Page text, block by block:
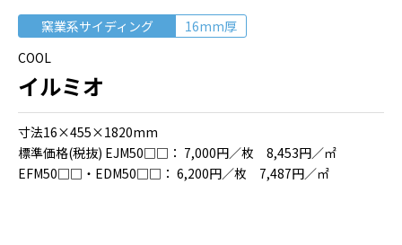
窯業系サイディング
16mm厚
COOL
イルミオ
⼨法16×455×1820mm
標準価格(税抜) EJM50□□： 7,000円／枚 8,453円／㎡
EFM50□□・EDM50□□： 6,200円／枚 7,487円／㎡